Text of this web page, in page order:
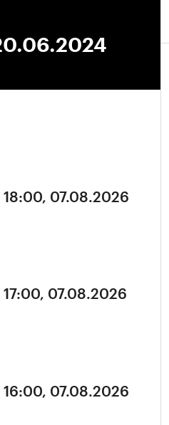
18:00, 07.08.2026
17:00, 07.08.2026
16:00, 07.08.2026